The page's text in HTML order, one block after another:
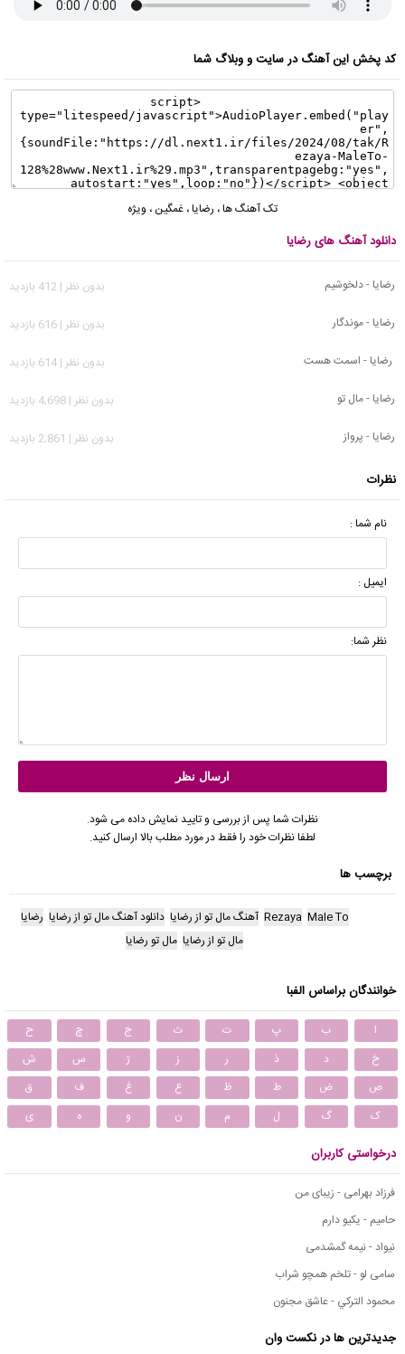
کد پخش این آهنگ در سایت و وبلاگ شما
تک آهنگ ها، رضایا، غمگین ، ویژه
دانلود آهنگ های رضایا
رضایا - دلخوشیم
بدون نظر | 412 بازدید
رضایا - موندگار
بدون نظر | 616 بازدید
رضایا - اسمت هست
بدون نظر | 614 بازدید
رضایا - مال تو
بدون نظر | 4,698 بازدید
رضایا - پرواز
بدون نظر | 2,861 بازدید
نظرات
نام شما :
ایمیل :
نظر شما:
نظرات شما پس از بررسی و تایید نمایش داده می شود.
لطفا نظرات خود را فقط در مورد مطلب بالا ارسال کنید.
برچسب ها
Male To
Rezaya آهنگ مال تو از رضایا دانلود آهنگ مال تو از رضایا رضایا
مال تو از رضایا مال تو رضایا
خوانندگان براساس الفبا
ا ب پ ت ث ج چ
ح
خ
د ذ ر ز ژ س
ش
ص
ض ط ظ ع غ ف
ق
ک
گ ل م ن و ه ی
درخواستی کاربران
فرزاد بهرامی - زیبای من
حامیم - یکیو دارم
نیواد - نیمه گمشدمی
سامی لو - تلخم همچو شراب
محمود التركي - عاشق مجنون
جدیدترین ها در نکست وان